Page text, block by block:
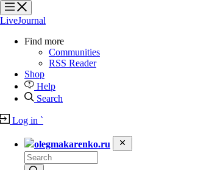
?
?
?
?
LiveJournal
Find more
Communities
RSS Reader
Shop
Help
Search
Log in `
olegmakarenko.ru